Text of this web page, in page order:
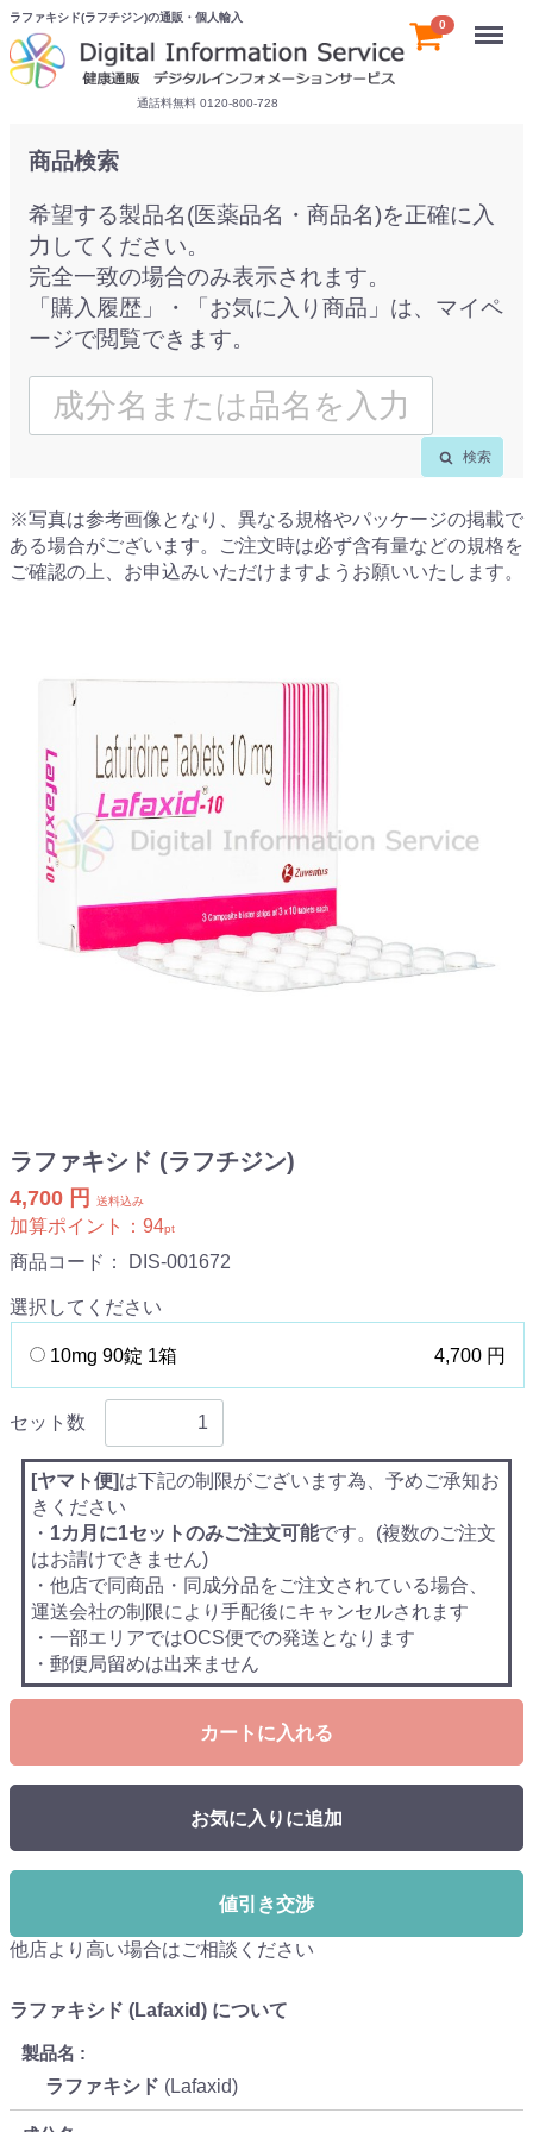
ラファキシド(ラフチジン)の通販・個人輸入
通話料無料 0120-800-728
0 Menu
商品検索
希望する製品名(医薬品名・商品名)を正確に入
力してください。
完全一致の場合のみ表示されます。
「購入履歴」・「お気に入り商品」は、マイペ
ージで閲覧できます。
検索
※写真は参考画像となり、異なる規格やパッケージの掲載で
ある場合がございます。ご注文時は必ず含有量などの規格を
ご確認の上、お申込みいただけますようお願いいたします。
ラファキシド (ラフチジン)
4,700 円 送料込み
加算ポイント： 94pt
商品コード： DIS-001672
選択してください
10mg 90錠 1箱 4,700 円
セット数
[ヤマト便]は下記の制限がございます為、予めご承知お
きください
・ 1カ月に1セットのみご注文可能です。(複数のご注文
はお請けできません)
・他店で同商品・同成分品をご注文されている場合、
運送会社の制限により手配後にキャンセルされます
・一部エリアではOCS便での発送となります
・郵便局留めは出来ません
カートに入れる
お気に入りに追加
値引き交渉
他店より高い場合はご相談ください
ラファキシド (Lafaxid) について
製品名
ラファキシド (Lafaxid)